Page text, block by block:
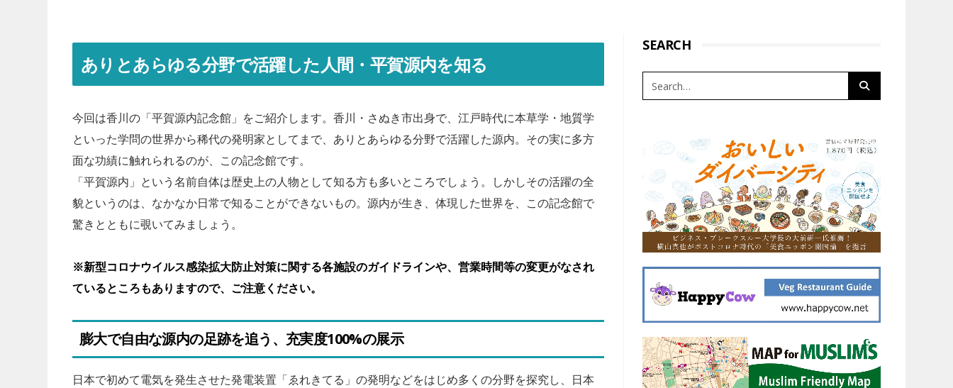
ありとあらゆる分野で活躍した人間・平賀源内を知る
今回は香川の「平賀源内記念館」をご紹介します。香川・さぬき市出身で、江戸時代に本草学・地質学
といった学問の世界から稀代の発明家としてまで、ありとあらゆる分野で活躍した源内。その実に多方
面な功績に触れられるのが、この記念館です。
「平賀源内」という名前自体は歴史上の人物として知る方も多いところでしょう。しかしその活躍の全
貌というのは、なかなか日常で知ることができないもの。源内が生き、体現した世界を、この記念館で
驚きとともに覗いてみましょう。
※新型コロナウイルス感染拡大防止対策に関する各施設のガイドラインや、営業時間等の変更がなされ
ているところもありますので、ご注意ください。
膨大で自由な源内の足跡を追う、充実度100%の展示
日本で初めて電気を発生させた発電装置「ゑれきてる」の発明などをはじめ多くの分野を探究し、日本
SEARCH